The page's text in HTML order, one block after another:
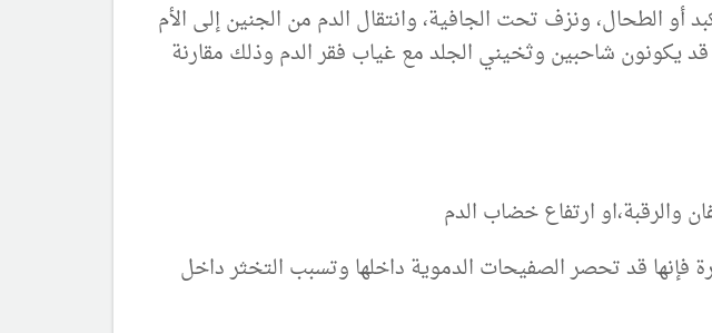
الطحال، ونزف تحت الجافية، وانتقال الدم من الجنين إلى الأم
قد يكونون شاحبين وثخيني الجلد مع غياب فقر الدم وذلك مقارنة
والرقبة،او ارتفاع خضاب الدم
فإنها قد تحصر الصفيحات الدموية داخلها وتسبب التخثر داخل